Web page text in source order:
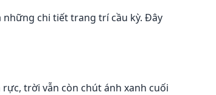
những chi tiết trang trí cầu kỳ. Đây
trời vẫn còn chút ánh xanh cuối